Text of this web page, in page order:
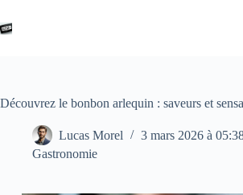
au
contenu
Découvrez le bonbon arlequin : saveurs et
Lucas Morel
3 mars 2026 à
Gastronomie